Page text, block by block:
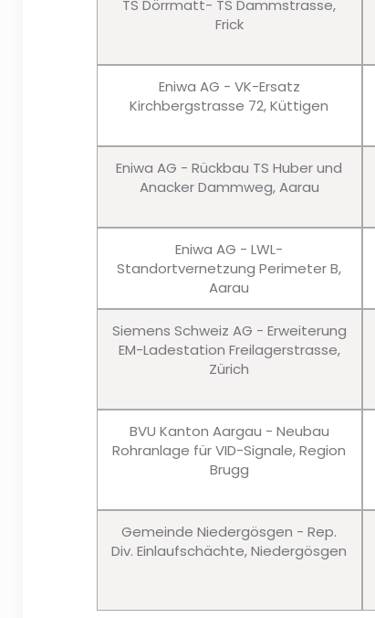
TS Dörrmatt- TS Dammstrasse,
Frick
Eniwa AG - VK-Ersatz
Kirchbergstrasse 72, Küttigen
Eniwa AG - Rückbau TS Huber und
Anacker Dammweg, Aarau
Eniwa AG - LWL-
Standortvernetzung Perimeter B,
Aarau
Siemens Schweiz AG - Erweiterung
EM-Ladestation Freilagerstrasse,
Zürich
BVU Kanton Aargau - Neubau
Rohranlage für VID-Signale, Region
Brugg
Gemeinde Niedergösgen - Rep.
Div. Einlaufschächte, Niedergösgen